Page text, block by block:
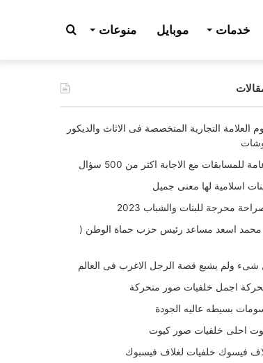
خدمات موبايل منوعات بحث
عن
العلامة التجارية المتخصصة فى الاثاث والديكور
للمسابقات مع الاجابة اكثر من 500 سؤال
اسلامية لها معنى جميل
محرجة للبنات والشباب 2023
محمد اسعد مساعد رئيس حزب حماة الوطن (
ولم يشبع قصة الرجل الاغرب فى العالم
اجمل خلفيات صور متحركة
بسيطه عاليه الجودة
احلى خلفيات صور كيوت
فيسوك خلفيات لغلاف فيسبوك